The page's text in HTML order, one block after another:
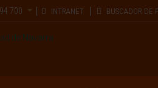
700 INTRANET BUSCADOR DE